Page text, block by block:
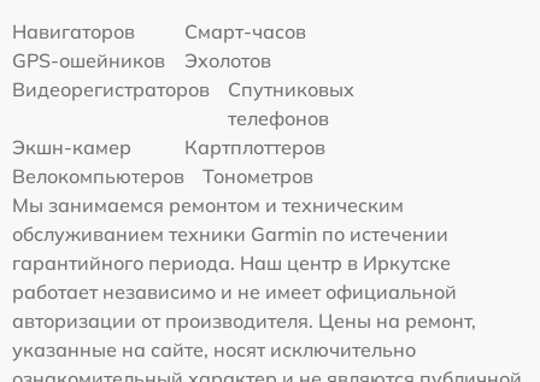
Навигаторов
Смарт-часов
GPS-ошейников
Эхолотов
Видеорегистраторов
Спутниковых
телефонов
Экшн-камер
Картплоттеров
Велокомпьютеров
Тонометров
Мы занимаемся ремонтом и техническим
обслуживанием техники Garmin по истечении
гарантийного периода. Наш центр в Иркутске
работает независимо и не имеет официальной
авторизации от производителя. Цены на ремонт,
указанные на сайте, носят исключительно